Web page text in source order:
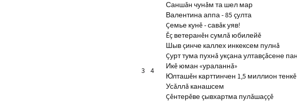
3 4
Саншăн чунăм та шел мар
Валентина аппа - 85 çулта
Çемье кунĕ - савăк уяв!
Ĕç ветеранĕн сумлă юбилейĕ
Шыв çинче каллех инкексем пулнă
Çурт тума пухнă укçана ултавçăсене
Икĕ юман «ураланнă»
Юлташĕн карттинчен 1,5 миллион
Усăллă канашсем
Çĕнтерĕве çывхартма пулăшаççĕ